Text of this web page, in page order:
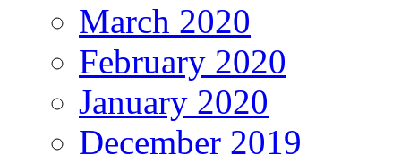
March 2020
February 2020
January 2020
December 2019